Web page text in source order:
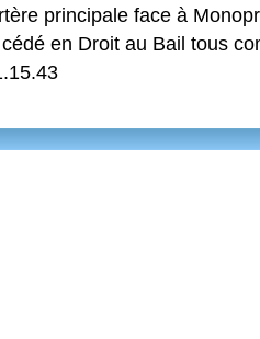
principale face à
en Droit au Bail tous